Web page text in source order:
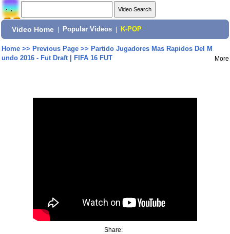
Video Home Popular Videos K-POP
Home>> Previous Page>> Partido Jugadores Mas Rapidos Del M
undo 2016 - Fut Draft | FIFA 16 FUT
More
Share: